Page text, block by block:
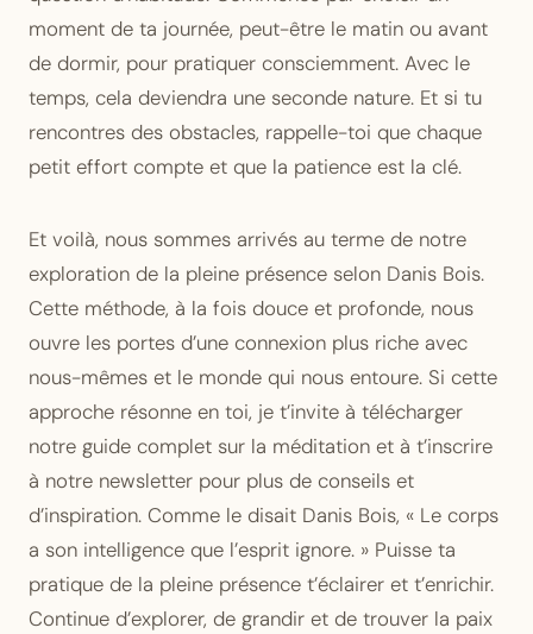
moment de ta journée, peut-être le matin ou avant
de dormir, pour pratiquer consciemment. Avec le
temps, cela deviendra une seconde nature. Et si tu
rencontres des obstacles, rappelle-toi que chaque
petit effort compte et que la patience est la clé.
Et voilà, nous sommes arrivés au terme de notre
exploration de la pleine présence selon Danis Bois.
Cette méthode, à la fois douce et profonde, nous
ouvre les portes d’une connexion plus riche avec
nous-mêmes et le monde qui nous entoure. Si cette
approche résonne en toi, je t’invite à télécharger
notre guide complet sur la méditation et à t’inscrire
à notre newsletter pour plus de conseils et
d’inspiration. Comme le disait Danis Bois, « Le corps
a son intelligence que l’esprit ignore. » Puisse ta
pratique de la pleine présence t’éclairer et t’enrichir.
Continue d’explorer, de grandir et de trouver la paix